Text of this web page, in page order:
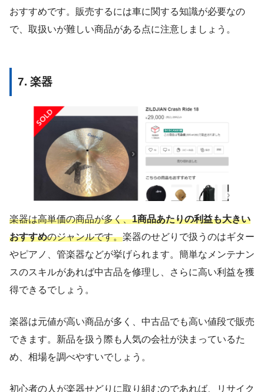
おすすめです。販売するには車に関する知識が必要なの
で、取扱いが難しい商品がある点に注意しましょう。
7. 楽器
楽器は高単価の商品が多く、1商品あたりの利益も大きい
おすすめのジャンルです。楽器のせどりで扱うのはギター
やピアノ、管楽器などが挙げられます。簡単なメンテナン
スのスキルがあれば中古品を修理し、さらに高い利益を獲
得できるでしょう。
楽器は元値が高い商品が多く、中古品でも高い値段で販売
できます。新品を扱う際も人気の会社が決まっているた
め、相場を調べやすいでしょう。
初心者の人が楽器せどりに取り組むのであれば、リサイク